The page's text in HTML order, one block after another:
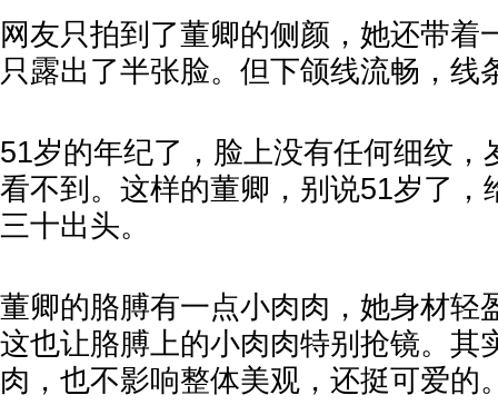
网友只拍到了董卿的侧颜，她还带着
只露出了半张脸。但下颌线流畅，线
51岁的年纪了，脸上没有任何细纹，
看不到。这样的董卿，别说51岁了，
三十出头。
董卿的胳膊有一点小肉肉，她身材轻
这也让胳膊上的小肉肉特别抢镜。其
肉，也不影响整体美观，还挺可爱的